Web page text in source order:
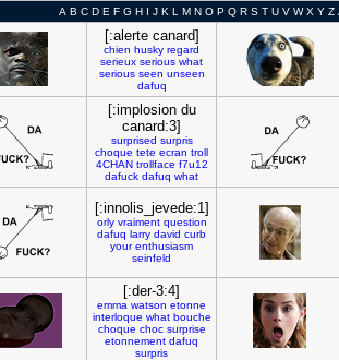
A B C D E F G H I J K L M N O P Q R S T U V W X Y Z
[:alerte canard]
chien husky regard
serieux serious what
serious seen unseen
dafuq
[:implosion du
canard:3]
surprised surpris
choque tete ecran troll
4CHAN trollface f7u12
dafuck dafuq what
[:innolis_jevede:1]
orly vraiment question
dafuq larry david curb
your enthusiasm
seinfeld
[:der-3:4]
emma watson etonne
interloque what bouche
choque choc surprise
etonnement dafuq
surpris